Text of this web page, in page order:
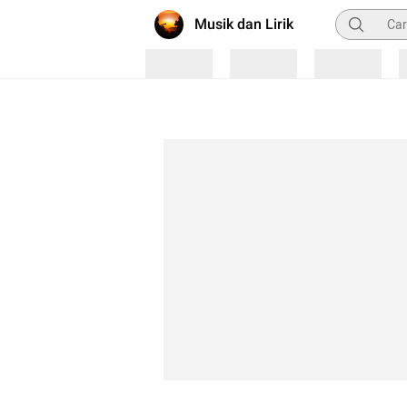
Musik dan Lirik Pencarian